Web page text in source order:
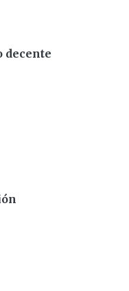
decente